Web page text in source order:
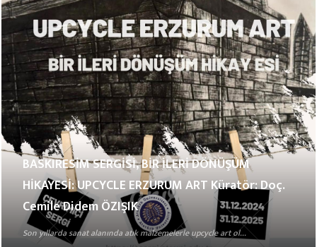
BASKIRESİM SERGİSİ, BİR İLERİ DÖNÜŞÜM
HİKAYESİ: UPCYCLE ERZURUM ART Küratör: Doç.
Cemile Didem ÖZIŞIK
Son yıllarda sanat alanında atık malzemelerle upcycle art ol...